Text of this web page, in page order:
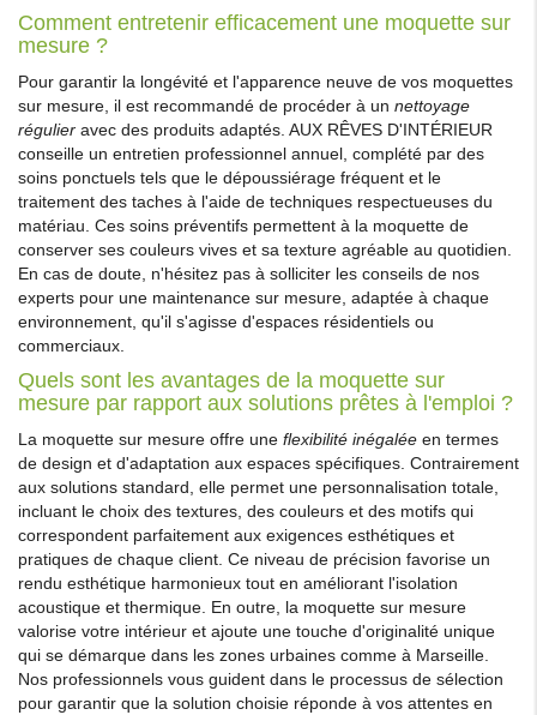
Comment entretenir efficacement une moquette sur
mesure ?
Pour garantir la longévité et l'apparence neuve de vos moquettes
sur mesure, il est recommandé de procéder à un nettoyage
régulier avec des produits adaptés. AUX RÊVES D'INTÉRIEUR
conseille un entretien professionnel annuel, complété par des
soins ponctuels tels que le dépoussiérage fréquent et le
traitement des taches à l'aide de techniques respectueuses du
matériau. Ces soins préventifs permettent à la moquette de
conserver ses couleurs vives et sa texture agréable au quotidien.
En cas de doute, n'hésitez pas à solliciter les conseils de nos
experts pour une maintenance sur mesure, adaptée à chaque
environnement, qu'il s'agisse d'espaces résidentiels ou
commerciaux.
Quels sont les avantages de la moquette sur
mesure par rapport aux solutions prêtes à l'emploi ?
La moquette sur mesure offre une flexibilité inégalée en termes
de design et d'adaptation aux espaces spécifiques. Contrairement
aux solutions standard, elle permet une personnalisation totale,
incluant le choix des textures, des couleurs et des motifs qui
correspondent parfaitement aux exigences esthétiques et
pratiques de chaque client. Ce niveau de précision favorise un
rendu esthétique harmonieux tout en améliorant l'isolation
acoustique et thermique. En outre, la moquette sur mesure
valorise votre intérieur et ajoute une touche d'originalité unique
qui se démarque dans les zones urbaines comme à Marseille.
Nos professionnels vous guident dans le processus de sélection
pour garantir que la solution choisie réponde à vos attentes en